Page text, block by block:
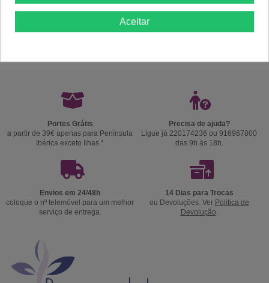
Comprar Comprar
Portes Grátis
a partir de 39€ apenas para Península
Ibérica exceto Ilhas *
Precisa de ajuda?
Ligue já 220174236 ou 916967800
das 9h às 18h.
Envios em 24/48h
coloque o nº telemóvel para um melhor
serviço de entrega.
14 Dias para Trocas
ou Devoluções. Ver Politica de
Devolução.
Aceitar